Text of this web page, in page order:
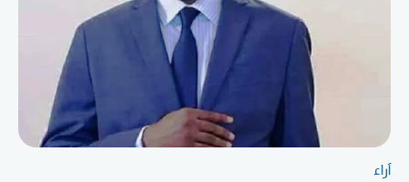
آراء